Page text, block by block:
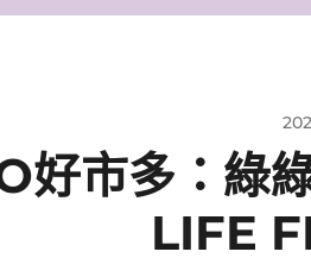
好市多：綠
LIFE